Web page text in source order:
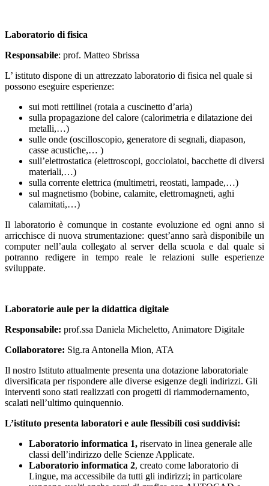
Laboratorio di fisica
Responsabile: prof. Matteo Sbrissa
L’ istituto dispone di un attrezzato laboratorio di fisica nel quale si
possono eseguire esperienze:
sui moti rettilinei (rotaia a cuscinetto d’aria)
sulla propagazione del calore (calorimetria e dilatazione dei
metalli,…)
sulle onde (oscilloscopio, generatore di segnali, diapason,
casse acustiche,… )
sull’elettrostatica (elettroscopi, gocciolatoi, bacchette di diversi
materiali,…)
sulla corrente elettrica (multimetri, reostati, lampade,…)
sul magnetismo (bobine, calamite, elettromagneti, aghi
calamitati,…)
Il laboratorio è comunque in costante evoluzione ed ogni anno si
arricchisce di nuova strumentazione: quest’anno sarà disponibile un
computer nell’aula collegato al server della scuola e dal quale si
potranno redigere in tempo reale le relazioni sulle esperienze
sviluppate.
Laboratorie aule per la didattica digitale
Responsabile: prof.ssa Daniela Micheletto, Animatore Digitale
Collaboratore: Sig.ra Antonella Mion, ATA
Il nostro Istituto attualmente presenta una dotazione laboratoriale
diversificata per rispondere alle diverse esigenze degli indirizzi. Gli
interventi sono stati realizzati con progetti di riammodernamento,
scalati nell’ultimo quinquennio.
L’istituto presenta laboratori e aule flessibili così suddivisi:
Laboratorio informatica 1, riservato in linea generale alle
classi dell’indirizzo delle Scienze Applicate.
Laboratorio informatica 2, creato come laboratorio di
Lingue, ma accessibile da tutti gli indirizzi; in particolare